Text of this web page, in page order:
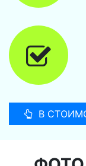
В